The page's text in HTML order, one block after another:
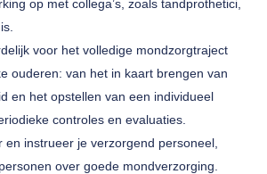
op met collega’s, zoals tandprothetici,
voor het volledige mondzorgtraject
ouderen: van het in kaart brengen van
en het opstellen van een individueel
controles en evaluaties.
en instrueer je verzorgend personeel,
over goede mondverzorging.